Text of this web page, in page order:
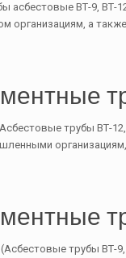
асбестовые ВТ-9, ВТ-
организациям, а
трубы ВТ-
трубы ВТ-